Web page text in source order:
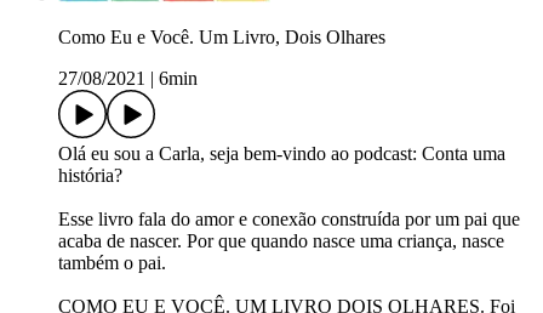
Como Eu e Você. Um Livro, Dois Olhares
27/08/2021
6min
Olá eu sou a Carla, seja bem-vindo ao podcast: Conta uma
história?
Esse livro fala do amor e conexão construída por um pai que
acaba de nascer. Por que quando nasce uma criança, nasce
também o pai.
COMO EU E VOCÊ. UM LIVRO DOIS OLHARES. Foi